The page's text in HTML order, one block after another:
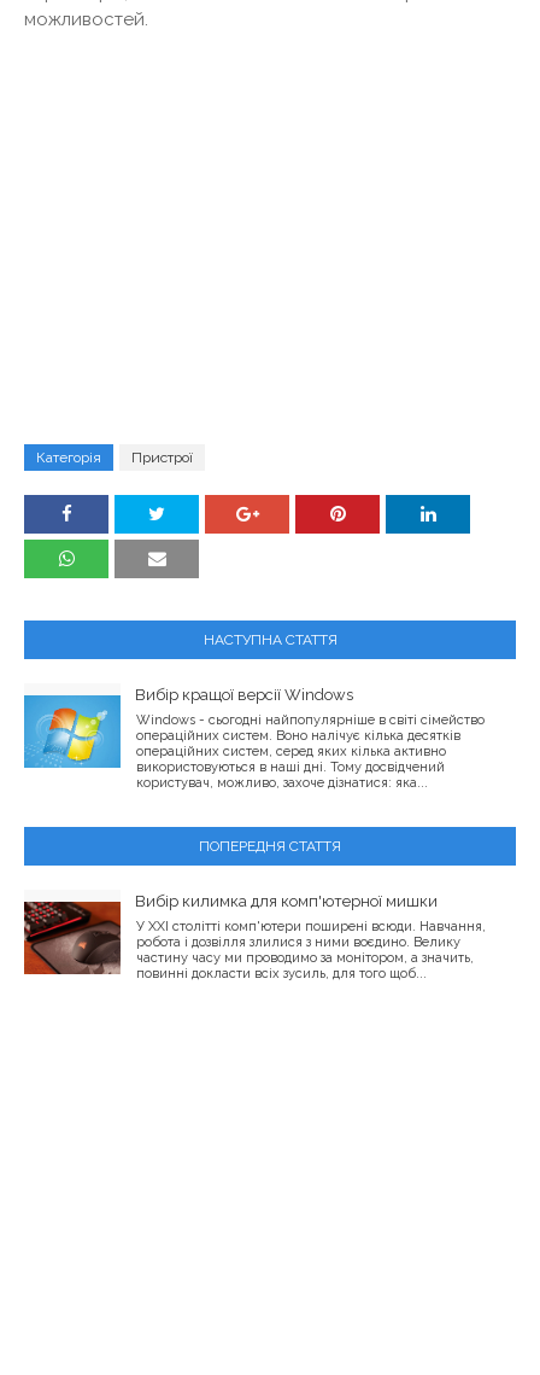
можливостей.
Категорія Пристрої
НАСТУПНА СТАТТЯ
Вибір кращої версії Windows
Windows - сьогодні найпопулярніше в світі сімейство
операційних систем. Воно налічує кілька десятків
операційних систем, серед яких кілька активно
використовуються в наші дні. Тому досвідчений
користувач, можливо, захоче дізнатися: яка...
ПОПЕРЕДНЯ СТАТТЯ
Вибір килимка для комп'ютерної мишки
У XXI столітті комп'ютери поширені всюди. Навчання,
робота і дозвілля злилися з ними воєдино. Велику
частину часу ми проводимо за монітором, а значить,
повинні докласти всіх зусиль, для того щоб...